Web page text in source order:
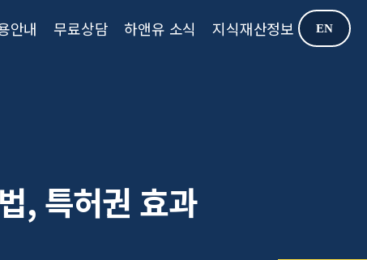
안내 무료상담 하앤유 소식 지식재산정보 EN
, 특허권 효과